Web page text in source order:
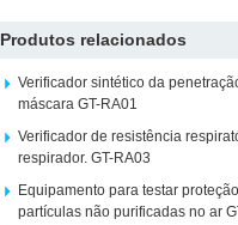
Produtos relacionados
Verificador sintético da
máscara GT-RA01
Verificador de resistência
respirador. GT-RA03
Equipamento para testar
partículas não purificadas no ar